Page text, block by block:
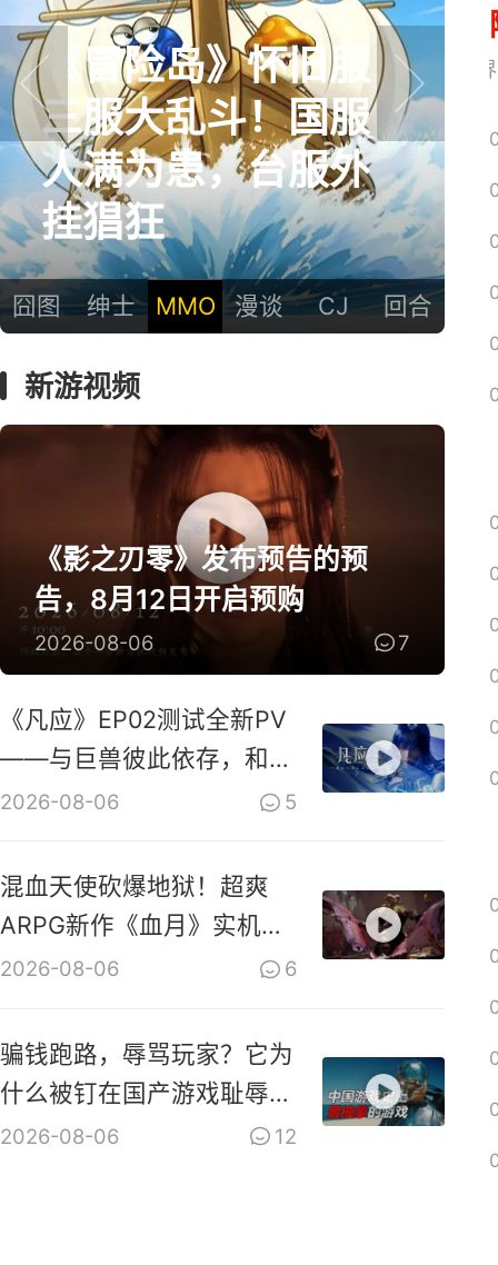
《冒险岛》怀旧服
三服大乱斗！国服
人满为患，台服外
挂猖狂
prev next
囧图 绅士 MMO 漫谈 CJ 回合
新游视频
《影之刃零》发布预告的预
告，8月12日开启预购
2026-08-06 7
《凡应》EP02测试全新PV
——与巨兽彼此依存，和鸣
共生！
2026-08-06 5
混血天使砍爆地狱！超爽
ARPG新作《血月》实机演
示视频
2026-08-06 6
骗钱跑路，辱骂玩家？它为
什么被钉在国产游戏耻辱柱
上？【是个人物10】
2026-08-06 12
《魔兽世